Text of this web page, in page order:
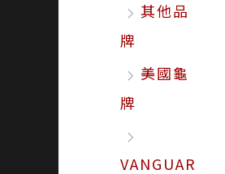
其他品
牌
美國龜
牌
VANGUAR